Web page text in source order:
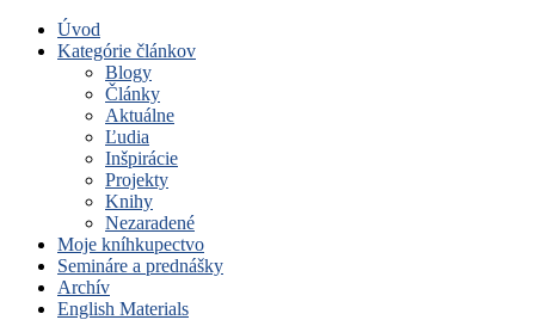
Úvod
Kategórie článkov
Blogy
Články
Aktuálne
Ľudia
Inšpirácie
Projekty
Knihy
Nezaradené
Moje kníhkupectvo
Semináre a prednášky
Archív
English Materials